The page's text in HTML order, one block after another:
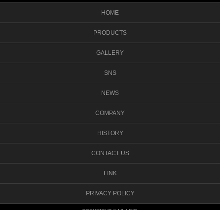
HOME
PRODUCTS
GALLERY
SNS
NEWS
COMPANY
HISTORY
CONTACT US
LINK
PRIVACY POLICY